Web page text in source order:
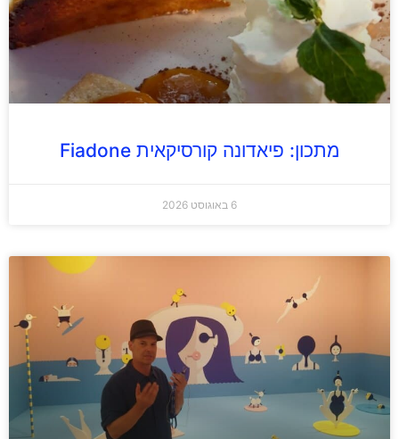
מתכון: פיאדונה קורסיקאית Fiadone
6 באוגוסט 2026